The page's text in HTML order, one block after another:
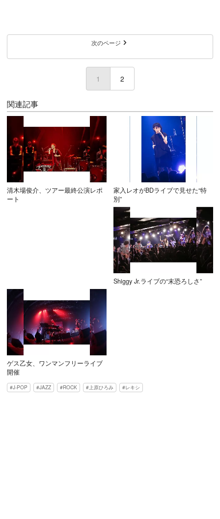
次のページ
1 (current)
2
関連記事
清木場俊介、ツアー最終公演レポ
ート
家入レオがBDライブで見せた“特
別”
Shiggy Jr.ライブの“末恐ろしさ”
ゲス乙女、ワンマンフリーライブ
開催
J-POP JAZZ ROCK 上原ひろみ レキシ